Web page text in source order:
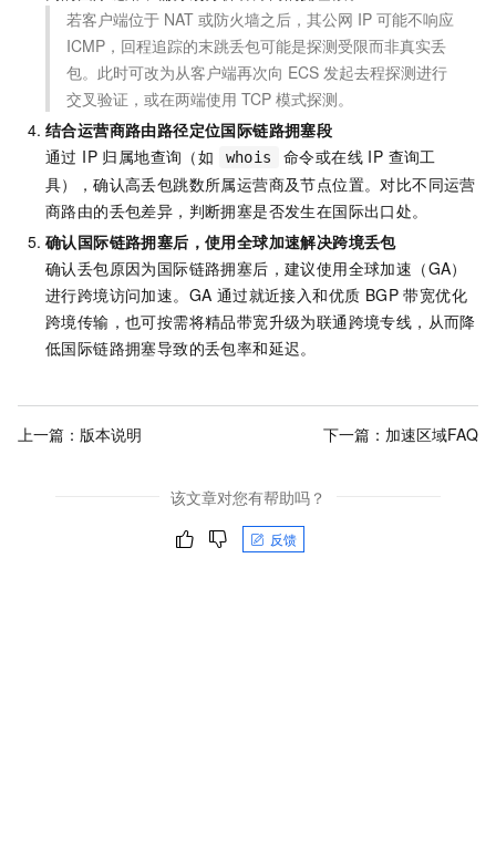
若客户端位于 NAT 或防火墙之后，其公网 IP 可能不响应
ICMP，回程追踪的末跳丢包可能是探测受限而非真实丢
包。此时可改为从客户端再次向 ECS 发起去程探测进行
交叉验证，或在两端使用 TCP 模式探测。
结合运营商路由路径定位国际链路拥塞段
通过 IP 归属地查询（如
whois
命令或在线 IP 查询工
具），确认高丢包跳数所属运营商及节点位置。对比不同运营
商路由的丢包差异，判断拥塞是否发生在国际出口处。
确认国际链路拥塞后，使用全球加速解决跨境丢包
确认丢包原因为国际链路拥塞后，建议使用全球加速（GA）
进行跨境访问加速。GA 通过就近接入和优质 BGP 带宽优化
跨境传输，也可按需将精品带宽升级为联通跨境专线，从而降
低国际链路拥塞导致的丢包率和延迟。
上一篇： 版本说明 下一篇： 加速区域FAQ
该文章对您有帮助吗？
反馈